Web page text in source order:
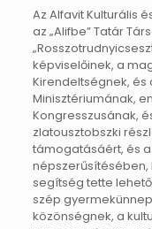
Az Alfavit Kulturális
az „Alifbe” Tatár
képviselőinek, a
Kirendeltségnek, és
Minisztériumának,
Kongresszusának,
zlatousztobszki
támogatásáért, és
népszerűsítésében,
segítség tette
szép
közönségnek, a